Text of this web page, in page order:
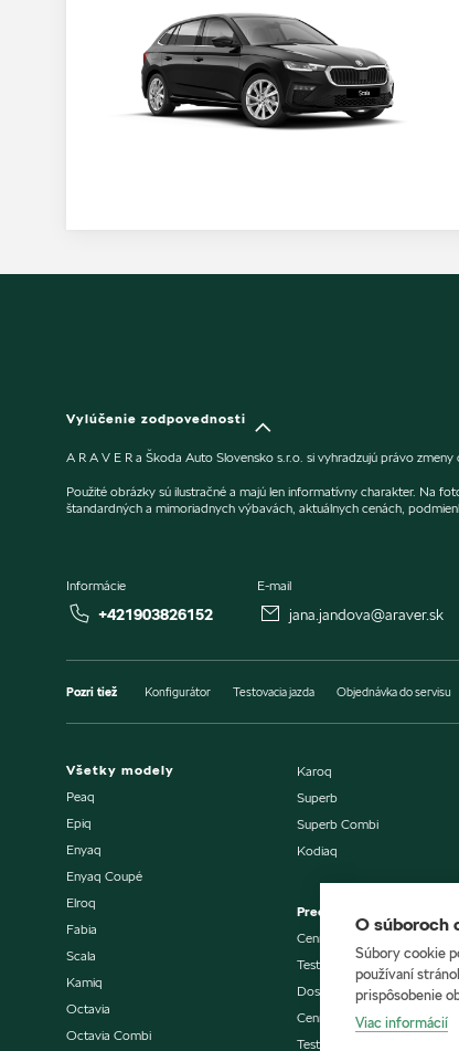
Vylúčenie zodpovednosti
A R A V E R a Škoda Auto Slovensko s.r.o. si vyhradzujú právo
Použité obrázky sú ilustračné a majú len informatívny charakter. Na
štandardných a mimoriadnych výbavách, aktuálnych cenách,
Informácie
+421903826152
E-mail
jana.jandova@araver.sk
Pozri tiež Konfigurátor Testovacia jazda Objednávka do servisu
Všetky modely
Peaq
Epiq
Enyaq
Enyaq Coupé
Elroq
Fabia
Scala
Kamiq
Octavia
Octavia Combi
Karoq
Superb
Superb Combi
Kodiaq
Predaj vozidiel
Cenníky a katalógy
Testovacia jazda
Dostupné vozidlá skladom
Cenníky a katalógy
Testovacia jazda
O súboroch
Súbory cookie
používaní
prispôsobenie
Viac informácií